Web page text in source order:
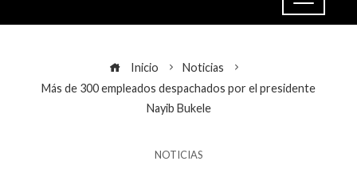
Inicio
Noticias
Más de 300 empleados despachados por el presidente
Nayib Bukele
NOTICIAS